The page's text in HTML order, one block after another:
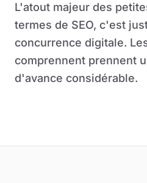
L'atout majeur des
termes de SEO, c'est
concurrence digitale.
comprennent prennent
d'avance considérable.